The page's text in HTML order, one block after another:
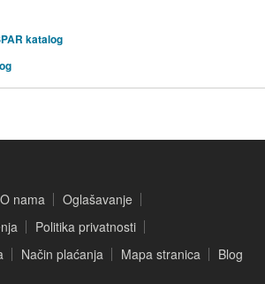
katalog
O nama
Oglašavanje
Politika privatnosti
Način plaćanja Mapa stranica Blog